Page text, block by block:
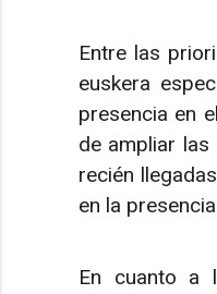
Entre las
euskera
presencia en
de ampliar
recién
en la
En cuanto a